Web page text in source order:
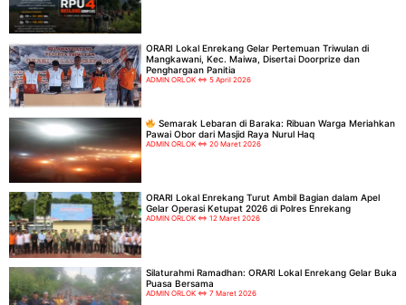
ORARI Lokal Enrekang Gelar Pertemuan Triwulan di
Mangkawani, Kec. Maiwa, Disertai Doorprize dan
Penghargaan Panitia
ADMIN ORLOK 5 April 2026
Semarak Lebaran di Baraka: Ribuan Warga Meriahkan
Pawai Obor dari Masjid Raya Nurul Haq
ADMIN ORLOK 20 Maret 2026
ORARI Lokal Enrekang Turut Ambil Bagian dalam Apel
Gelar Operasi Ketupat 2026 di Polres Enrekang
ADMIN ORLOK 12 Maret 2026
Silaturahmi Ramadhan: ORARI Lokal Enrekang Gelar Buka
Puasa Bersama
ADMIN ORLOK 7 Maret 2026